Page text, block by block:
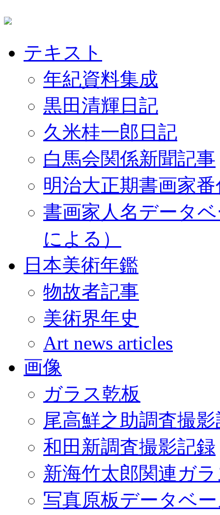
テキスト
年紀資料集成
黒田清輝日記
久米桂一郎日記
白馬会関係新聞記事
明治大正期書画家
書画家人名データ
による）
日本美術年鑑
物故者記事
美術界年史
Art news articles
画像
ガラス乾板
尾高鮮之助調査撮
和田新調査撮影記録
新海竹太郎関連ガ
写真原板データベ